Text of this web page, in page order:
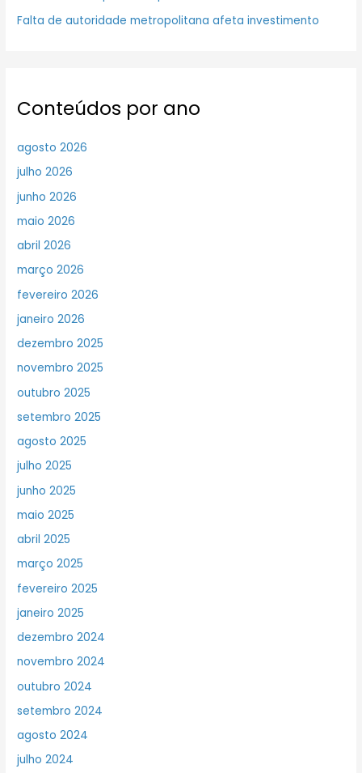
Falta de autoridade metropolitana afeta investimento
Conteúdos por ano
agosto 2026
julho 2026
junho 2026
maio 2026
abril 2026
março 2026
fevereiro 2026
janeiro 2026
dezembro 2025
novembro 2025
outubro 2025
setembro 2025
agosto 2025
julho 2025
junho 2025
maio 2025
abril 2025
março 2025
fevereiro 2025
janeiro 2025
dezembro 2024
novembro 2024
outubro 2024
setembro 2024
agosto 2024
julho 2024